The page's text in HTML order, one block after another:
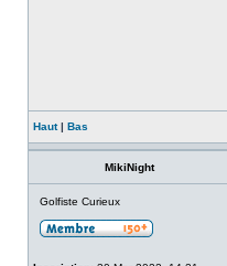
Haut| Bas
MikiNight
Golfiste Curieux